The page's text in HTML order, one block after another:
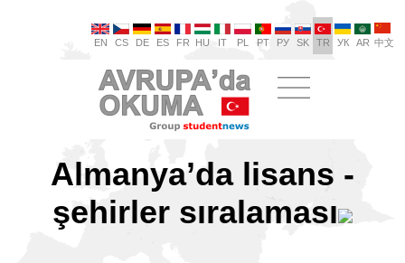
EN CS DE ES FR HU IT PL PT РУ SK TR УК AR 中文
Almanya’da lisans -
şehirler sıralaması